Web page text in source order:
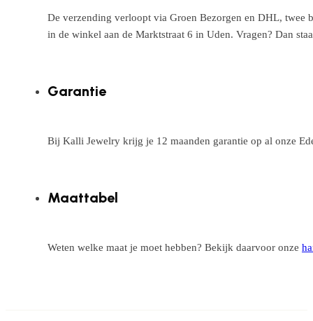
De verzending verloopt via Groen Bezorgen en DHL, twee
in de winkel aan de Marktstraat 6 in Uden. Vragen? Dan
Garantie
Bij Kalli Jewelry krijg je 12 maanden garantie op al onze
Maattabel
Weten welke maat je moet hebben? Bekijk daarvoor onze